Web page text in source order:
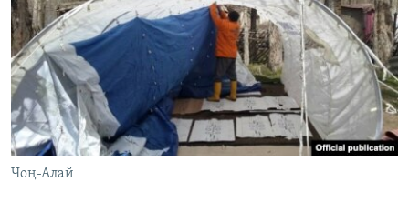
Чоң-Алай